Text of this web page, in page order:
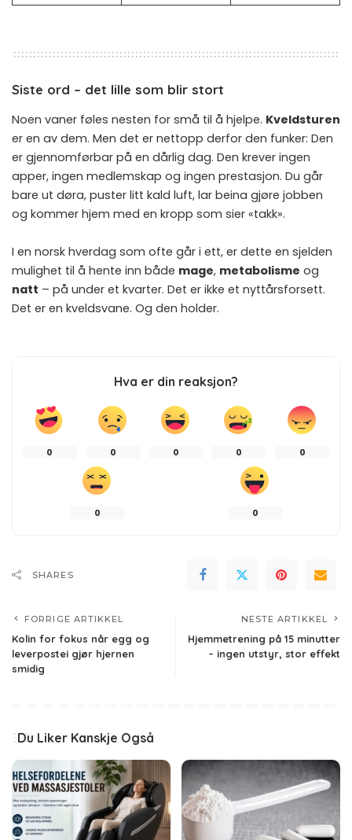
Siste ord – det lille som blir stort
Noen vaner føles nesten for små til å hjelpe. Kveldsturen
er en av dem. Men det er nettopp derfor den funker: Den
er gjennomførbar på en dårlig dag. Den krever ingen
apper, ingen medlemskap og ingen prestasjon. Du går
bare ut døra, puster litt kald luft, lar beina gjøre jobben
og kommer hjem med en kropp som sier «takk».
I en norsk hverdag som ofte går i ett, er dette en sjelden
mulighet til å hente inn både mage, metabolisme og
natt – på under et kvarter. Det er ikke et nyttårsforsett.
Det er en kveldsvane. Og den holder.
Hva er din reaksjon?
0 0 0 0 0
0 0
SHARES
FORRIGE ARTIKKEL
Kolin for fokus når egg og
leverpostei gjør hjernen
smidig
NESTE ARTIKKEL
Hjemmetrening på 15 minutter
– ingen utstyr, stor effekt
Du Liker Kanskje Også